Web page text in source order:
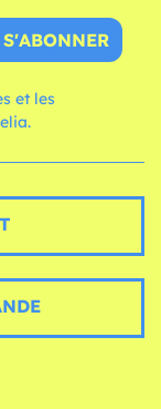
S'ABONNER
et les